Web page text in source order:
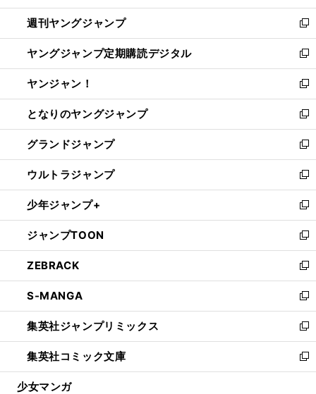
開
く
ウ
で
開
く
ン
ド
ウ
で
開
く
ウ
ィ
ン
ド
ウ
で
開
く
週刊ヤングジャンプ
新
し
い
ウ
ィ
ン
ド
ウ
で
開
く
ヤングジャンプ定期購読デジタル
新
し
い
ウ
ィ
ン
ド
ウ
で
開
く
ヤンジャン！
新
し
い
ウ
ィ
ン
ド
ウ
で
開
く
となりのヤングジャンプ
新
し
い
ウ
ィ
ン
ド
ウ
で
開
く
グランドジャンプ
新
し
い
ウ
ィ
ン
ド
ウ
で
開
く
ウルトラジャンプ
新
し
い
ウ
ィ
ン
ド
ウ
で
開
く
少年ジャンプ+
新
し
い
ウ
ィ
ン
ド
ウ
で
開
く
ジャンプTOON
新
し
い
ウ
ィ
ン
ド
ウ
で
開
ZEBRACK
新
し
い
ウ
ィ
ン
ド
ウ
S-MANGA
新
し
い
ウ
ィ
ン
集英社ジャンプリミックス
新
し
い
ウ
集英社コミック文庫
新
し
少女マンガ